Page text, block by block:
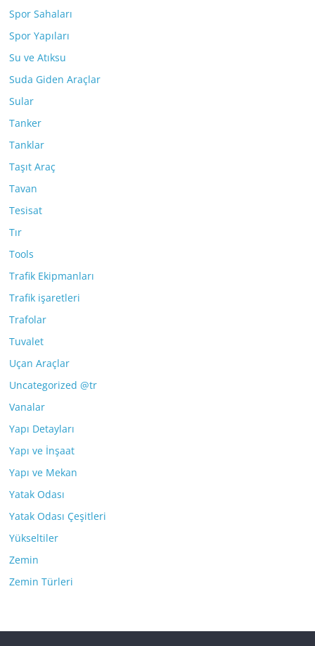
Spor Sahaları
Spor Yapıları
Su ve Atıksu
Suda Giden Araçlar
Sular
Tanker
Tanklar
Taşıt Araç
Tavan
Tesisat
Tır
Tools
Trafik Ekipmanları
Trafik işaretleri
Trafolar
Tuvalet
Uçan Araçlar
Uncategorized @tr
Vanalar
Yapı Detayları
Yapı ve İnşaat
Yapı ve Mekan
Yatak Odası
Yatak Odası Çeşitleri
Yükseltiler
Zemin
Zemin Türleri